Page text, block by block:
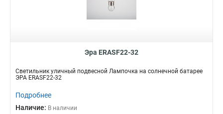
Эра ERASF22-32
Светильник уличный подвесной Лампочка на солнечной батарее
ЭРА ERASF22-32
Подробнее
Наличие: В наличии